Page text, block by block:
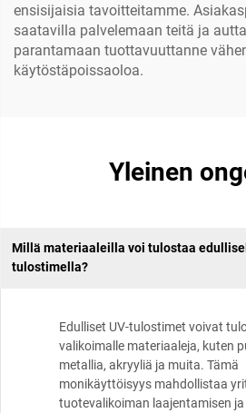
ensisijaisia tavoitteitamme.
saatavilla palvelemaan teitä ja
parantamaan tuottavuuttanne
käytöstäpoissaoloa.
Yleinen
Millä materiaaleilla voi tulostaa
tulostimella?
Edulliset UV-tulostimet voivat
valikoimalle materiaaleja, kuten
metallia, akryyliä ja muita. Tämä
monikäyttöisyys mahdollistaa
tuotevalikoiman laajentamisen ja